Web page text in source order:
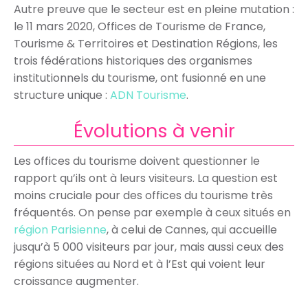
Autre preuve que le secteur est en pleine mutation :
le 11 mars 2020, Offices de Tourisme de France,
Tourisme & Territoires et Destination Régions, les
trois fédérations historiques des organismes
institutionnels du tourisme, ont fusionné en une
structure unique : ADN Tourisme.
Évolutions à venir
Les offices du tourisme doivent questionner le
rapport qu’ils ont à leurs visiteurs. La question est
moins cruciale pour des offices du tourisme très
fréquentés. On pense par exemple à ceux situés en
région Parisienne, à celui de Cannes, qui accueille
jusqu’à 5 000 visiteurs par jour, mais aussi ceux des
régions situées au Nord et à l’Est qui voient leur
croissance augmenter.